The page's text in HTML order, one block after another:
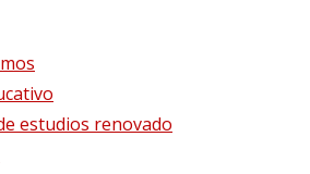
estudios renovado